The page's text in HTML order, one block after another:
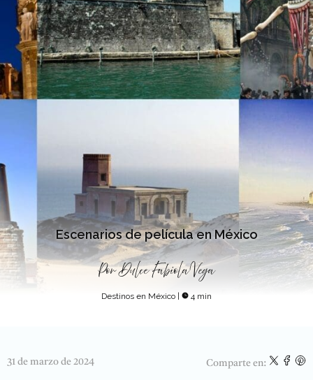
Escenarios de película en México
PorDulce Fabiola Vega
Destinos en México | 4 min
31 de marzo de 2024 Comparte en: